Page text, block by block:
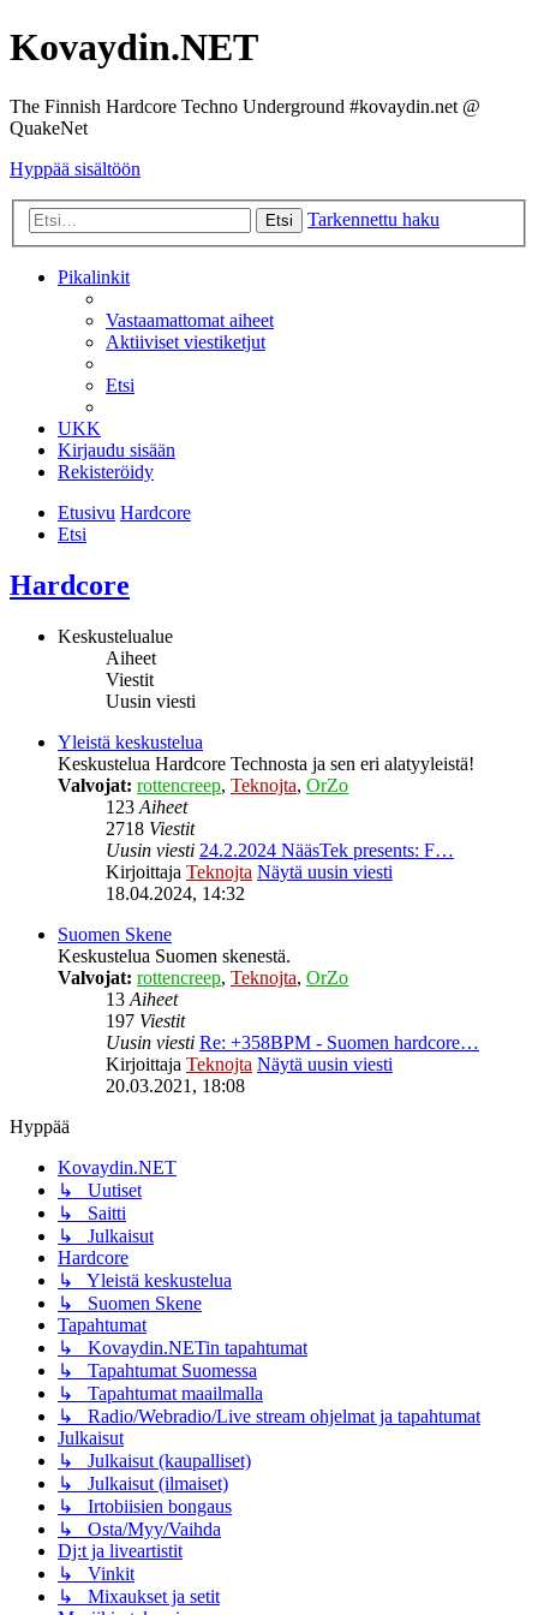
Kovaydin.NET
The Finnish Hardcore Techno Underground #kovaydin.net @
QuakeNet
Hyppää sisältöön
Etsi Tarkennettu haku
Pikalinkit
Vastaamattomat aiheet
Aktiiviset viestiketjut
Etsi
UKK
Kirjaudu sisään
Rekisteröidy
Etusivu Hardcore
Etsi
Hardcore
Keskustelualue
Aiheet
Viestit
Uusin viesti
Yleistä keskustelua
Keskustelua Hardcore Technosta ja sen eri alatyyleistä!
Valvojat: rottencreep, Teknojta, OrZo
123 Aiheet
2718 Viestit
Uusin viesti 24.2.2024 NääsTek presents: F…
Kirjoittaja Teknojta Näytä uusin viesti
18.04.2024, 14:32
Suomen Skene
Keskustelua Suomen skenestä.
Valvojat: rottencreep, Teknojta, OrZo
13 Aiheet
197 Viestit
Uusin viesti Re: +358BPM - Suomen hardcore…
Kirjoittaja Teknojta Näytä uusin viesti
20.03.2021, 18:08
Hyppää
Kovaydin.NET
↳ Uutiset
↳ Saitti
↳ Julkaisut
Hardcore
↳ Yleistä keskustelua
↳ Suomen Skene
Tapahtumat
↳ Kovaydin.NETin tapahtumat
↳ Tapahtumat Suomessa
↳ Tapahtumat maailmalla
↳ Radio/Webradio/Live stream ohjelmat ja tapahtumat
Julkaisut
↳ Julkaisut (kaupalliset)
↳ Julkaisut (ilmaiset)
↳ Irtobiisien bongaus
↳ Osta/Myy/Vaihda
Dj:t ja liveartistit
↳ Vinkit
↳ Mixaukset ja setit